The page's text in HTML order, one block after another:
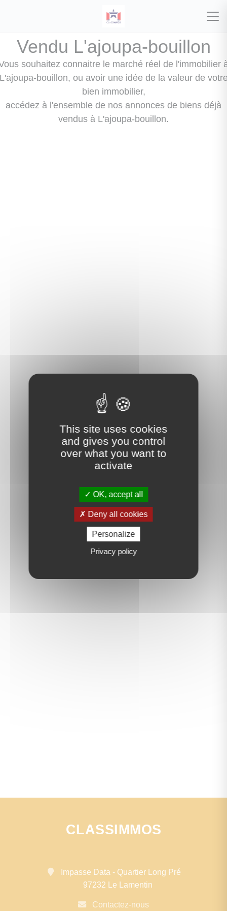
Vendu L'ajoupa-bouillon
souhaitez connaitre le marché réel de l'immobilier
bouillon, ou avoir une idée de la valeur de
bien immobilier,
accédez à l'ensemble de nos annonces de biens déjà
vendus à L'ajoupa-bouillon.
CLASSIMMOS
Impasse Data - Quartier Long Pré
97232 Le Lamentin
Contactez-nous
This site uses cookies
and gives you control
over what you want to
activate
OK, accept all
Deny all cookies
Personalize
Privacy policy